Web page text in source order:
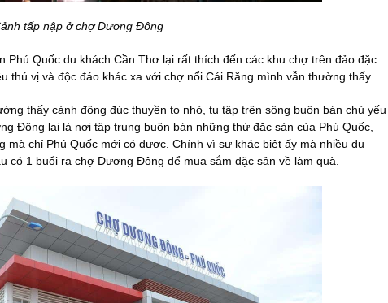
tấp nập ở chợ Dương Đông
Phú Quốc du khách Cần Thơ lại rất thích đến các khu chợ trên đảo đặc
thú vị và độc đáo khác xa với chợ nổi Cái Răng mình vẫn thường thấy.
thấy cảnh đông đúc thuyền to nhỏ, tụ tập trên sông buôn bán chủ yếu
Đông lại là nơi tập trung buôn bán những thứ đặc sản của Phú Quốc,
mà chỉ Phú Quốc mới có được. Chính vì sự khác biệt ấy mà nhiều du
có 1 buổi ra chợ Dương Đông để mua sắm đặc sản về làm quà.